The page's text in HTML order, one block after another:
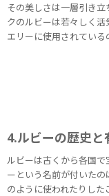
その美しさは一層引き
クのルビーは若々しく
エリーに使用されている
4.ルビーの歴史と
ルビーは古くから各国
ーという名前が付いた
のように使われたりした